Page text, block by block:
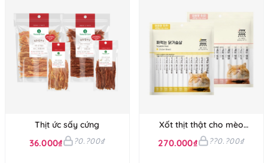
Thịt ức sấy cứng
36.000₫ ?0.?00₫
Xốt thịt thật cho mèo
Mumargin
270.000₫ ??0.?00₫